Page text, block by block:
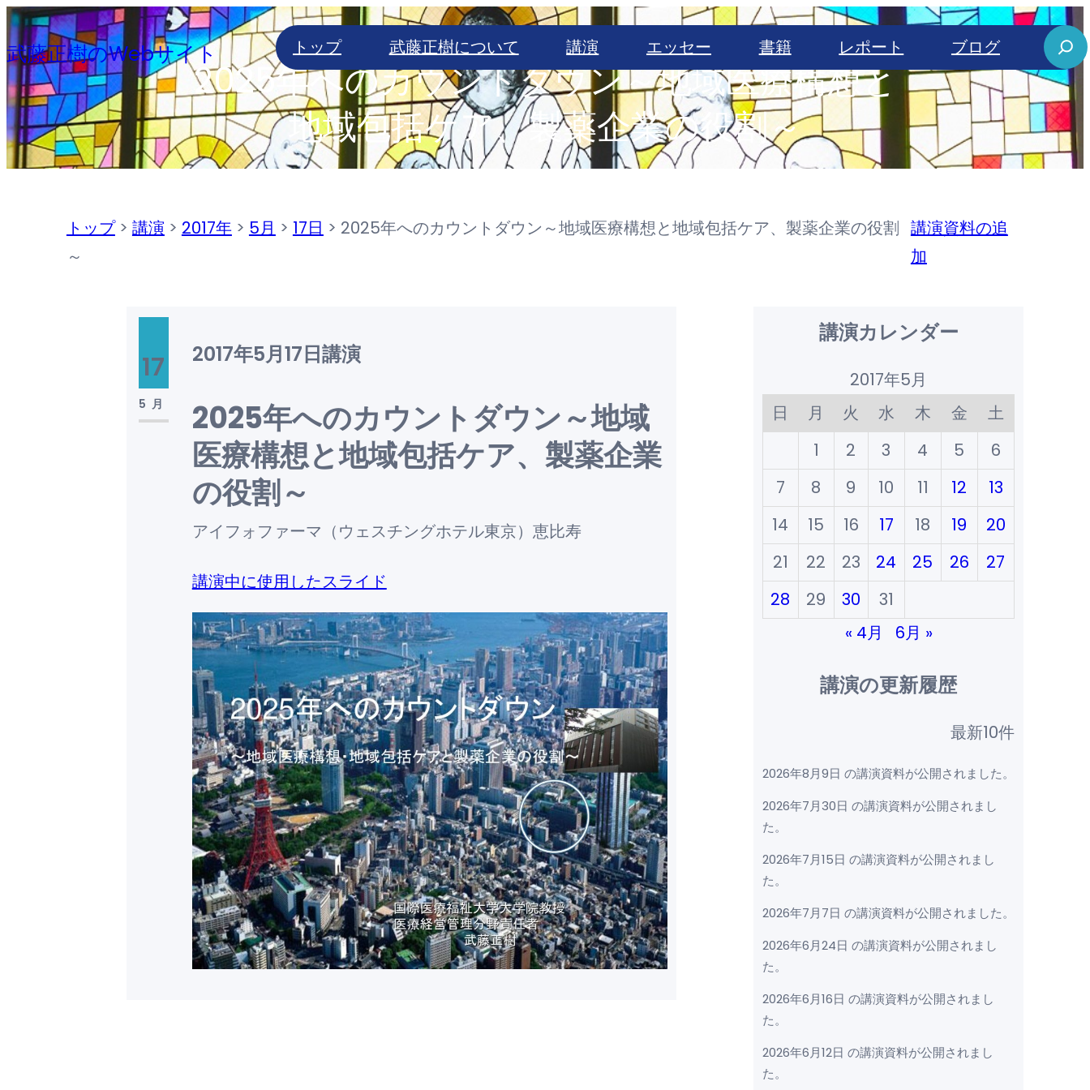
内
容
を
ス
キ
ッ
武藤正樹のWebサイト トップ 武藤正樹について 講演 エッセー 書籍 レポート ブログ
S
e
a
r
c
2025年へのカウントダウン～地域医療構想と
地域包括ケア、製薬企業の役割～
トップ> 講演 > 2017年> 5月 > 17日 > 2025年へのカウントダウン～地域医療構想と地域包括ケア、製薬企業の役割
～
講演資料の追
加
17
5月
2017年5月17日講演
2025年へのカウントダウン～地域
医療構想と地域包括ケア、製薬企業
の役割～
アイフォファーマ（ウェスチングホテル東京）恵比寿
講演中に使用したスライド
講演カレンダー
2017年5月
日
月 火 水 木 金
土
1
2 3 4 5
6
7
8 9 10 11 12
13
14
15 16 17 18 19
20
21
22 23 24 25 26
27
28
29 30
31
« 4月
6月 »
講演の更新履歴
最新10件
2026年8月9日 の講演資料が公開されました。
2026年7月30日 の講演資料が公開されまし
た。
2026年7月15日 の講演資料が公開されまし
た。
2026年7月7日 の講演資料が公開されました。
2026年6月24日 の講演資料が公開されまし
た。
2026年6月16日 の講演資料が公開されまし
た。
2026年6月12日 の講演資料が公開されまし
た。